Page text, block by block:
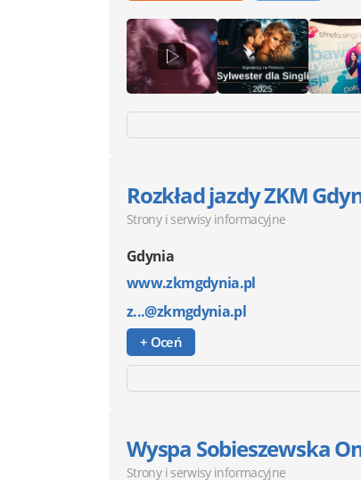
Rozkład jazdy ZKM
Strony i serwisy informacyjne
Gdynia
www.zkmgdynia.pl
z...@zkmgdynia.pl
+ Oceń
Wyspa Sobieszewska
Strony i serwisy informacyjne